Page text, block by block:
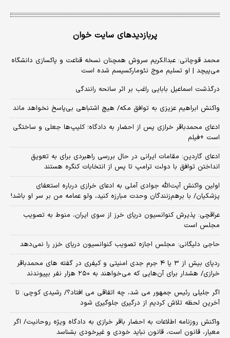
پربازدیدهای سایت خوان
محمد قوچانی: عبدالکریم سروش همچنان نسخه قناعت و پاکسازی دانشگاه
می‌پیچد | او تسلیم موج نئومارکسیسم شده است
درگذشت اسماعیل بابایی راغب بر اثر سانحه رانندگی
واکنش ابراهیم عزیزی به توافق مکه/ هیچ اشتباهی بی‌پاسخ نخواهد ماند
ادعای محمدباقر خرازی پس از احضار به دادگاه؛ کلیپ‌ها جعلی و ساختگی
است +فیلم
ادعای گاردین: مقامات ایرانی در حال بررسی راهبردی برای به تعویق
انداختن توافق با دولت ترامپ تا پس از انتخابات کنگره هستند
اولین واکنش آیت‌الله جوادی آملی به ادعای خرازی درباره استعفای
پزشکیان/ با برهم‌زنندگان وحدت مبارزه کنید، ولو عمامه من بر سر او باشد!
عراقچی: پذیرش کنوانسیون دریای خرز از سوی ایران، منوط به تصویب
مجلس است
حاجی دلیگانی: مجلس اجازه تصویب کنوانسیون دریای خزر را نمی‌دهد
ردپای بیش از ۳ یا ۴ جرم جدی امنیتی و کیفری در گفته های محمدباقر
خرازی/ هشدار برای آن‌هایی که می‌خواهند به ۲۵۰ هزار نفر بپیوندند
اگر جلیلی رئیس جمهور می شد، چه اتفاقی می افتاد؟/ رشیدی کوچی: تا
آخرین لحظه تلاش کردیم از درگیری جلوگیری شود
واکنش روزنامه اطلاعات به احضار باقر خرازی به دادگاه ویژه روحانیت/ اگر
معیار، قانون است، قانون نباید خودی و غیرخودی بشناسد